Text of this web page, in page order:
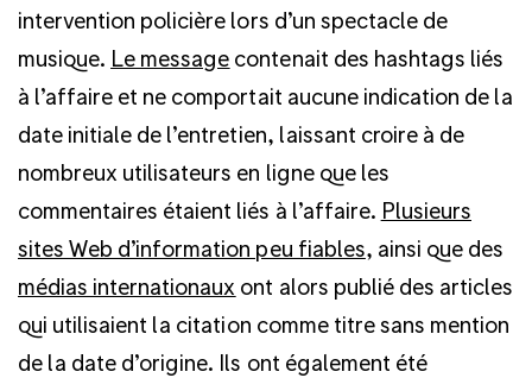
intervention policière lors d’un spectacle de
musique. Le message contenait des hashtags liés
à l’affaire et ne comportait aucune indication de la
date initiale de l’entretien, laissant croire à de
nombreux utilisateurs en ligne que les
commentaires étaient liés à l’affaire. Plusieurs
sites Web d’information peu fiables, ainsi que des
médias internationaux ont alors publié des articles
qui utilisaient la citation comme titre sans mention
de la date d’origine. Ils ont également été